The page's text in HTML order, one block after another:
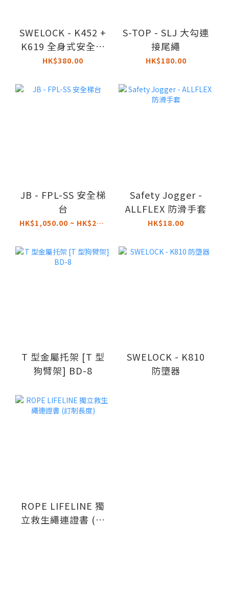
SWELOCK - K452 +
K619 全身式安全帶
套裝
HK$380.00
S-TOP - SLJ 大勾連
接尾繩
HK$180.00
JB - FPL-SS 安全梯
台
HK$1,050.00 ~ HK$2,700.00
Safety Jogger -
ALLFLEX 防滑手套
HK$18.00
T 型金屬托架 [T 型
狗臂架] BD-8
SWELOCK - K810
防墮器
ROPE LIFELINE 獨
立救生繩連證書 (訂